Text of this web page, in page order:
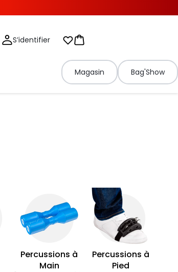
S’identifier Mes listes d'envies
Panier
Magasin Bag'Show
Percussions à
Main
Percussions à
Pied